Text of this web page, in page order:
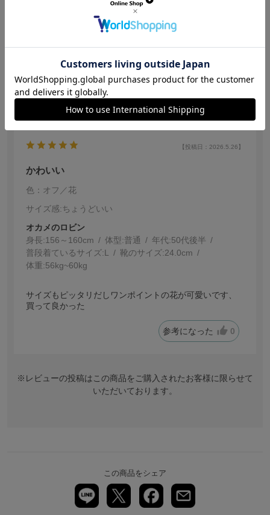
靴のサイズ:
しみになっちゃう靴下。
【投稿日：2026.5.26】
かわいい
色：オフ／花
サイズ感:ちょうどいい
オカメのロビン
身長:156～160cm 体型:普通 年代:50代後半
普段着ているサイズ:L 靴のサイズ:24.0cm
体重:56kg~60kg
サイズもピッタリだしワンポイントの花が可愛いです、
買って良かった
参考になった 0
※レビューの投稿はこの商品をご購入されたお客様に限らせて
いただいております。
この商品をシェア